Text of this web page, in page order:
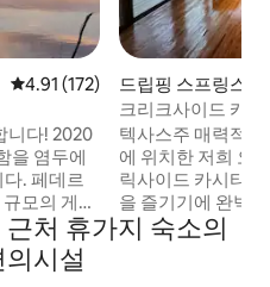
평점 4.91점(5점 만점), 후기 172
4.91 (172)
! 2020
을 염두에
. 페데르
모의 게이
소와 100
. 8명이 편
어가르텐
드립핑 스프링스의
택
크리크사이드 카시
텍사스주 매력적
에 위치한 저희 오
릭사이드 카시타
을 즐기기에 완벽한 장
은 10에이커의 부
밀턴 풀 프리저브
처 휴가지 숙소의
시설